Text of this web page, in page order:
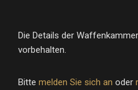
Die Details der
vorbehalten.
Bitte melden Sie sich an oder